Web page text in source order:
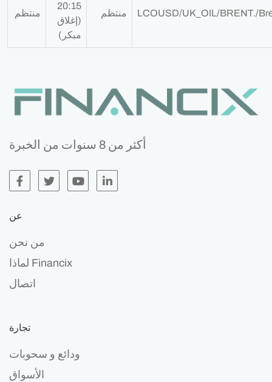
LCOUSD/UK_OIL/BRENT./ منتظم
20:15
(إغلاق
مبكر)
منتظم
أكثر من 8 سنوات من الخبرة
عن
من نحن
لماذا Financix
اتصال
تجارة
ودائع و سحوبات
الأسواق